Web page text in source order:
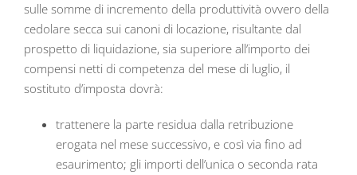
sulle somme di incremento della produttività ovvero della
cedolare secca sui canoni di locazione, risultante dal
prospetto di liquidazione, sia superiore all’importo dei
compensi netti di competenza del mese di luglio, il
sostituto d’imposta dovrà:
trattenere la parte residua dalla retribuzione
erogata nel mese successivo, e così via fino ad
esaurimento; gli importi dell’unica o seconda rata